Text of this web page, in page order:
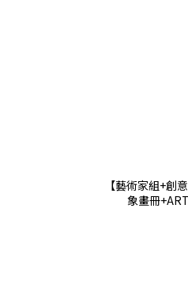
【藝術家組+創
象畫冊
+ARTBOX羅